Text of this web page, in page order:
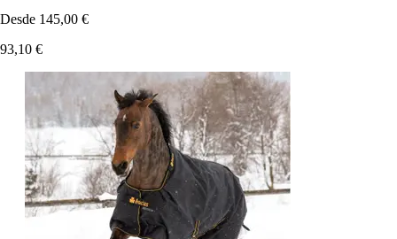
Desde 145,00 €
93,10 €